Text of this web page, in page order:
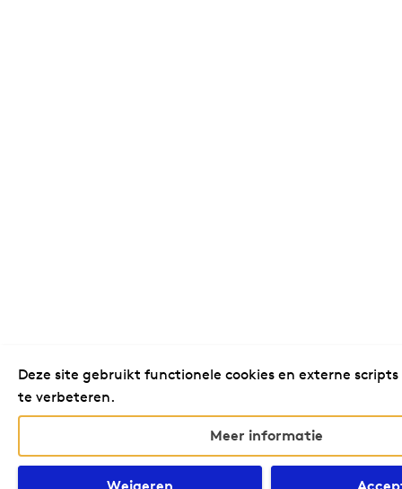
Deze site gebruikt functionele cookies en externe
te verbeteren.
Meer informatie